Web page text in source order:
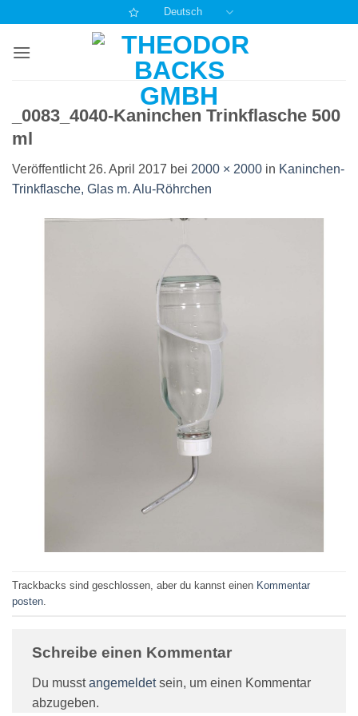
springen
Deutsch
_0083_4040-Kaninchen Trinkflasche 500
ml
Veröffentlicht 26. April 2017 bei 2000 × 2000 in Kaninchen-
Trinkflasche, Glas m. Alu-Röhrchen
Trackbacks sind geschlossen, aber du kannst einen Kommentar
posten
Schreibe einen Kommentar
Du musstangemeldetsein, um einen Kommentar
abzugeben.